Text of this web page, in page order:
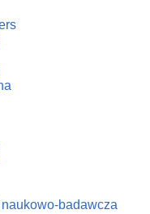
naukowo-badawcza